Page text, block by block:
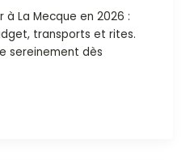
La Mecque en 2026 :
transports et rites.
sereinement dès